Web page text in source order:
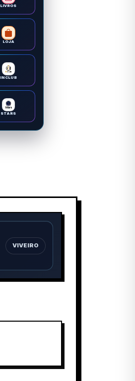
LIVROS
LOJA
INCLUB
STARS
VIVEIRO